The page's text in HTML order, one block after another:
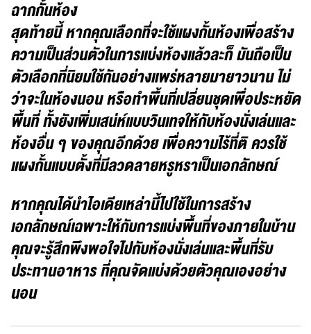
ฉากกั้นห้อง
สุดท้ายนี้ หากคุณเลือกที่จะใช้แผงกั้นห้องเพื่อสร้าง
ความเป็นส่วนตัวในการแบ่งห้องแล้วละก็ มันถือเป็น
ตัวเลือกที่นิยมใช้กันอย่างแพร่หลายมายาวนาน ไม่
ว่าจะในห้องนอน หรือทำพื้นที่เปลี่ยนชุดเพื่อประหยัด
พื้นที่ ทั้งยังเพิ่มเสน่ห์แบบวินเทจให้กับห้องนั่งเล่นและ
ห้องอื่น ๆ ของคุณอีกด้วย เพื่อความไร้ที่ติ ควรใช้
แผงกั้นแบบตั้งที่มีลวดลายหรูหราเป็นเอกลักษณ์
หากคุณได้นำไอเดียเหล่านี้ไปใช้ในการสร้าง
เอกลักษณ์เฉพาะให้กับการแบ่งพื้นที่ของภายในบ้าน
คุณจะรู้สึกพึงพอใจไปกับห้องนั่งเล่นและพื้นที่รับ
ประทานอาหาร ที่คุณจัดแบ่งด้วยตัวคุณเองอย่าง
นอน